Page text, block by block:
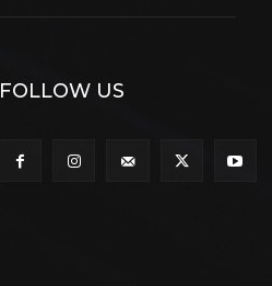
FOLLOW US